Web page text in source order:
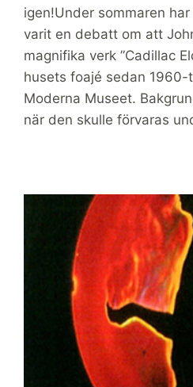
igen!Under sommaren
varit en debatt om att
magnifika verk ”Cadillac
husets foajé sedan
Moderna Museet.
när den skulle förvaras